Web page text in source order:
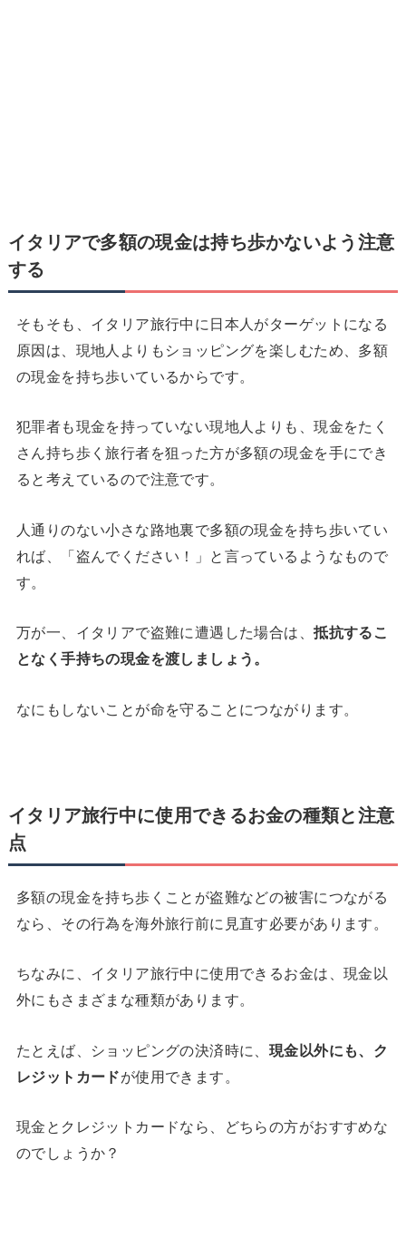
イタリアで多額の現金は持ち歩かないよう注意
する
そもそも、イタリア旅行中に日本人がターゲットになる
原因は、現地人よりもショッピングを楽しむため、多額
の現金を持ち歩いているからです。
犯罪者も現金を持っていない現地人よりも、現金をたく
さん持ち歩く旅行者を狙った方が多額の現金を手にでき
ると考えているので注意です。
人通りのない小さな路地裏で多額の現金を持ち歩いてい
れば、「盗んでください！」と言っているようなもので
す。
万が一、イタリアで盗難に遭遇した場合は、抵抗するこ
となく手持ちの現金を渡しましょう。
なにもしないことが命を守ることにつながります。
イタリア旅行中に使用できるお金の種類と注意
点
多額の現金を持ち歩くことが盗難などの被害につながる
なら、その行為を海外旅行前に見直す必要があります。
ちなみに、イタリア旅行中に使用できるお金は、現金以
外にもさまざまな種類があります。
たとえば、ショッピングの決済時に、 現金以外にも、ク
レジットカードが使用できます。
現金とクレジットカードなら、どちらの方がおすすめな
のでしょうか？